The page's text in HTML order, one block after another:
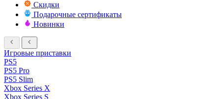
Скидки
Подарочные сертификаты
Новинки
Игровые приставки
PS5
PS5 Pro
PS5 Slim
Xbox Series X
Xbox Series S